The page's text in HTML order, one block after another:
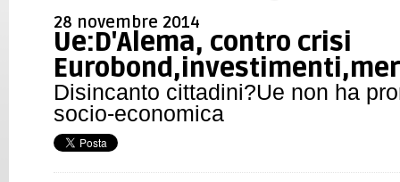
28 novembre 2014
Ue:D'Alema, contro crisi
Disincanto cittadini?Ue non ha
socio-economica